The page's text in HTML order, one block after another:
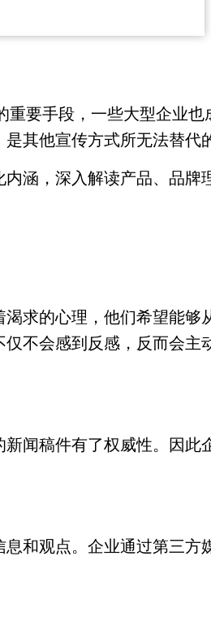
重要手段，一些大型企业也
其他宣传方式所无法替代
涵，深入解读产品、品牌
求的心理，他们希望能够
不会感到反感，反而会主
闻稿件有了权威性。因此
和观点。企业通过第三方